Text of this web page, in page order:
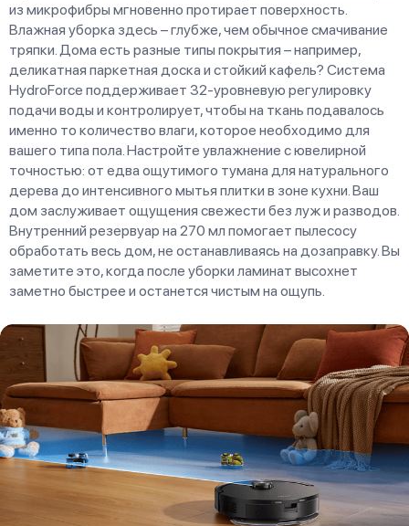
из микрофибры мгновенно протирает поверхность.
Влажная уборка здесь – глубже, чем обычное смачивание
тряпки. Дома есть разные типы покрытия – например,
деликатная паркетная доска и стойкий кафель? Система
HydroForce поддерживает 32-уровневую регулировку
подачи воды и контролирует, чтобы на ткань подавалось
именно то количество влаги, которое необходимо для
вашего типа пола. Настройте увлажнение с ювелирной
точностью: от едва ощутимого тумана для натурального
дерева до интенсивного мытья плитки в зоне кухни. Ваш
дом заслуживает ощущения свежести без луж и разводов.
Внутренний резервуар на 270 мл помогает пылесосу
обработать весь дом, не останавливаясь на дозаправку. Вы
заметите это, когда после уборки ламинат высохнет
заметно быстрее и останется чистым на ощупь.